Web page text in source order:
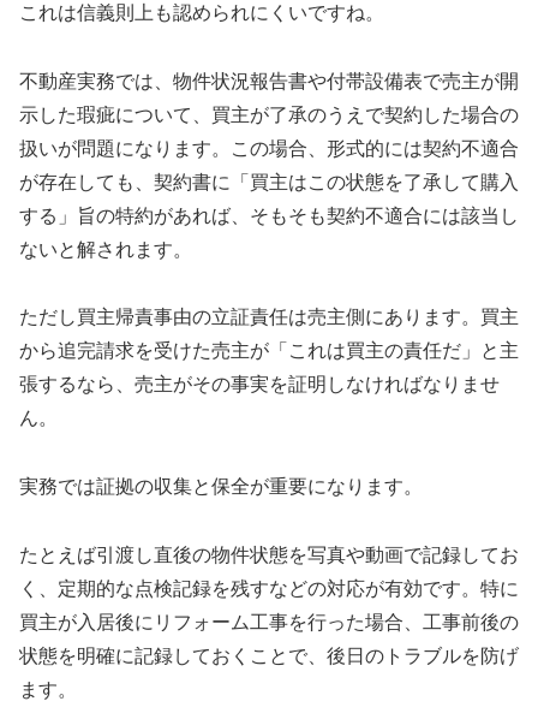
これは信義則上も認められにくいですね。
不動産実務では、物件状況報告書や付帯設備表で売主が開
示した瑕疵について、買主が了承のうえで契約した場合の
扱いが問題になります。この場合、形式的には契約不適合
が存在しても、契約書に「買主はこの状態を了承して購入
する」旨の特約があれば、そもそも契約不適合には該当し
ないと解されます。
ただし買主帰責事由の立証責任は売主側にあります。買主
から追完請求を受けた売主が「これは買主の責任だ」と主
張するなら、売主がその事実を証明しなければなりませ
ん。
実務では証拠の収集と保全が重要になります。
たとえば引渡し直後の物件状態を写真や動画で記録してお
く、定期的な点検記録を残すなどの対応が有効です。特に
買主が入居後にリフォーム工事を行った場合、工事前後の
状態を明確に記録しておくことで、後日のトラブルを防げ
ます。